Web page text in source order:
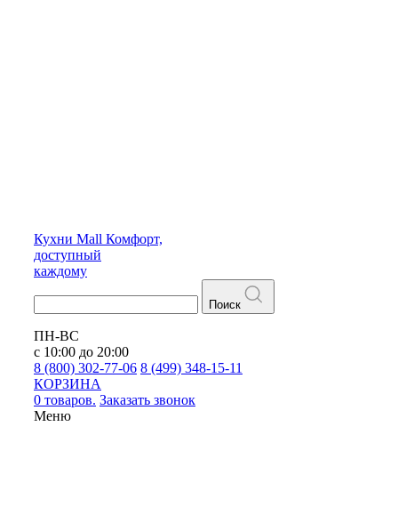
Кухни Mall Комфорт,
доступный
каждому
Поиск
ПН-ВС
с 10:00 до 20:00
8 (800) 302-77-06 8 (499) 348-15-11
КОРЗИНА
0 товаров. Заказать звонок
Меню